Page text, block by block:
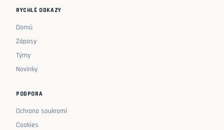
RYCHLÉ ODKAZY
Domů
Zápasy
Týmy
Novinky
PODPORA
Ochrana soukromí
Cookies